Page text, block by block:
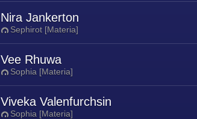
Nira Jankerton
Sephirot [Materia]
Vee Rhuwa
Sophia [Materia]
Viveka Valenfurchsin
Sophia [Materia]